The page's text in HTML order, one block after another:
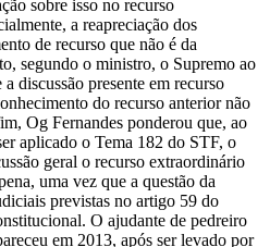
sobre isso no recurso
a reapreciação dos
de recurso que não é da
segundo o ministro, o Supremo ao
discussão presente em recurso
do recurso anterior não
Og Fernandes ponderou que, ao
aplicado o Tema 182 do STF, o
geral o recurso extraordinário
uma vez que a questão da
previstas no artigo 59 do
O ajudante de pedreiro
em 2013, após ser levado por